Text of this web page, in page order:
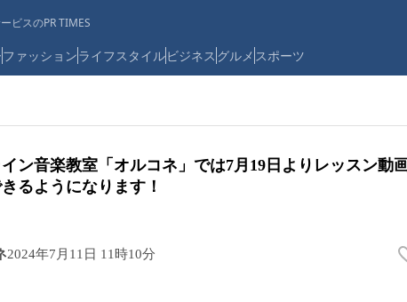
ビスのPR TIMES
ファッションライフスタイルビジネス グルメ スポーツ
ン音楽教室「オルコネ」では7月19日よりレッスン動
るようになります！
2024年7月11日 11時10分